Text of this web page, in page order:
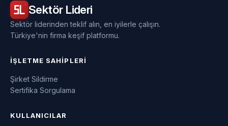
Sektör Lideri
Sektör liderinden teklif alın, en iyilerle çalışın.
Türkiye'nin firma keşif platformu.
İŞLETME SAHIPLERI
Şirket Sildirme
Sertifika Sorgulama
KULLANICILAR